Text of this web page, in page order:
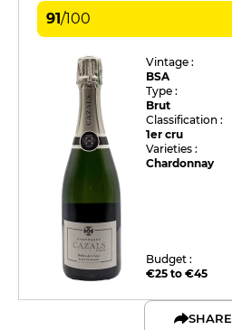
91/100
Vintage :
BSA
Type :
Brut
Classification :
1er cru
Varieties :
Chardonnay
Budget :
€25 to €45
SHARE